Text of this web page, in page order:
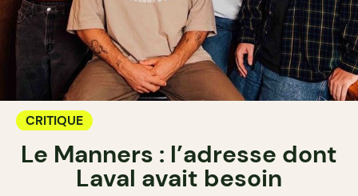
CRITIQUE
Le Manners : l’adresse dont
Laval avait besoin